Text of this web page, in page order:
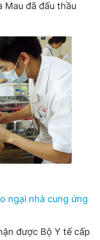
780 404
Tòa soạn Chính sách bảo
cấp ngày 24.3.2020
Thanh Niên. Cấm sao
sự chấp thuận bằng văn
JSC.
Mau đã đấu thầu
ngại nhà cung ứng
được Bộ Y tế cấp